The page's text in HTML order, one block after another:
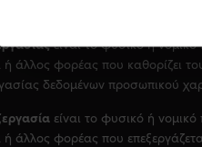
είναι το φυσικό ή
άλλος φορέας που καθορίζει
δεδομένων προσωπικού
είναι το φυσικό ή
άλλος φορέας που